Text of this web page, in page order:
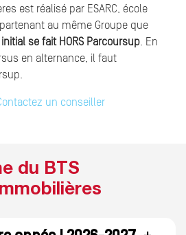
est réalisé par ESARC, école
au même Groupe que
se fait HORS Parcoursup. En
en alternance, il faut
un conseiller
du BTS